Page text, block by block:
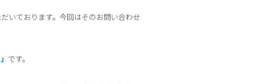
いております。今回はそのお問い合わせ
です。